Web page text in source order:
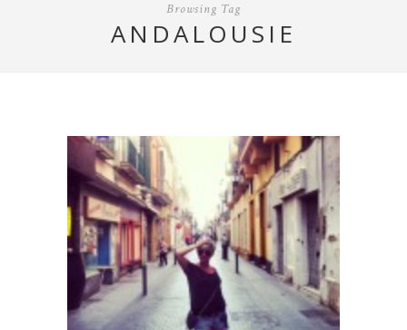
Browsing Tag
ANDALOUSIE